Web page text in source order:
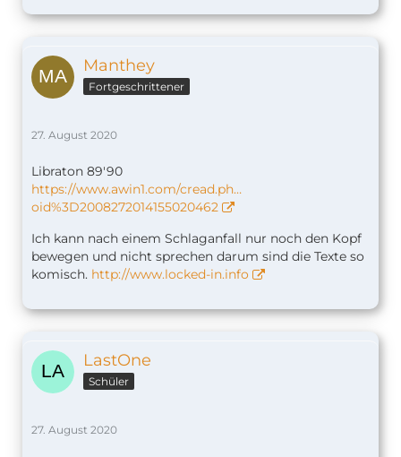
Manthey
Fortgeschrittener
27. August 2020
Libraton 89'90
https://www.awin1.com/cread.ph…
oid%3D2008272014155020462
Ich kann nach einem Schlaganfall nur noch den Kopf
bewegen und nicht sprechen darum sind die Texte so
komisch. http://www.locked-in.info
LastOne
Schüler
27. August 2020